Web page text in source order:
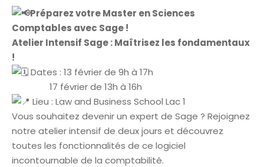
Préparez votre Master en Sciences
Comptables avec Sage !
Atelier Intensif Sage : Maîtrisez les fondamentaux
!
Dates : 13 février de 9h à 17h
17 février de 13h à 16h
Lieu : Law and Business School Lac 1
Vous souhaitez devenir un expert de Sage ? Rejoignez
notre atelier intensif de deux jours et découvrez
toutes les fonctionnalités de ce logiciel
incontournable de la comptabilité.